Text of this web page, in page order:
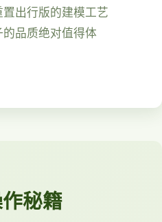
出行版的建模工艺
品质绝对值得体
秘籍